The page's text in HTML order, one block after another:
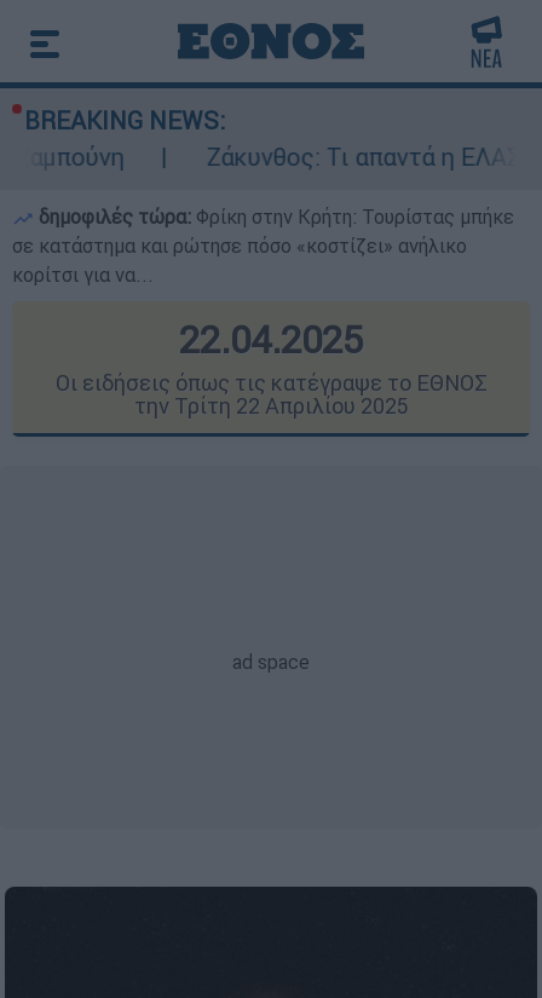
BREAKING NEWS:
Ζάκυνθος: Τι απαντά η ΕΛΑΣ για τους 8
δημοφιλές τώρα: Φρίκη στην Κρήτη: Τουρίστας μπήκε
σε κατάστημα και ρώτησε πόσο «κοστίζει» ανήλικο
κορίτσι για να...
22.04.2025
Οι ειδήσεις όπως τις κατέγραψε το ΕΘΝΟΣ
την Τρίτη 22 Απριλίου 2025